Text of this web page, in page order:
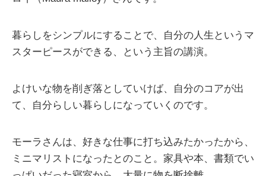
暮らしをシンプルにすることで、自分の人生というマ
スターピースができる、という主旨の講演。
よけいな物を削ぎ落としていけば、自分のコアが出
て、自分らしい暮らしになっていくのです。
モーラさんは、好きな仕事に打ち込みたかったから、
ミニマリストになったとのこと。家具や本、書類でい